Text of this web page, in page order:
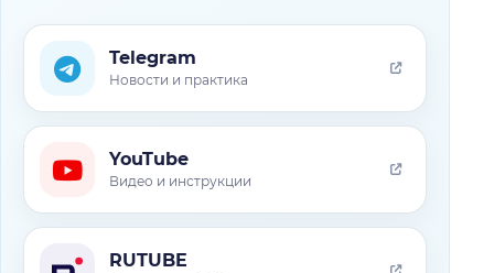
Telegram
Новости и практика
YouTube
Видео и инструкции
RUTUBE